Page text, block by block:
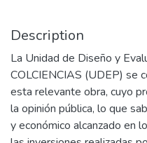
Description
La Unidad de Diseño y
COLCIENCIAS (UDEP) se
esta relevante obra, cuyo
la opinión pública, lo que
y económico alcanzado en